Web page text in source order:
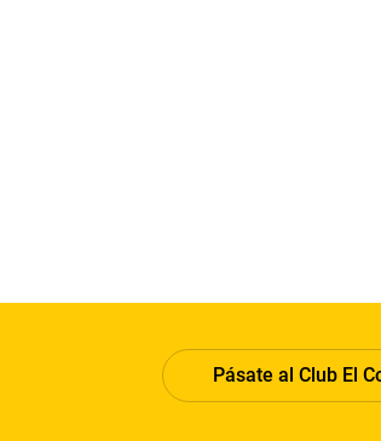
Pásate al Club El